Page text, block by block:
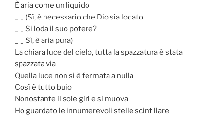
È aria come un liquido
_ _ (Sì, è necessario che Dio sia lodato
_ _ Si loda il suo potere?
_ _ Sì, è aria pura)
La chiara luce del cielo, tutta la spazzatura è stata
spazzata via
Quella luce non si è fermata a nulla
Così è tutto buio
Nonostante il sole giri e si muova
Ho guardato le innumerevoli stelle scintillare